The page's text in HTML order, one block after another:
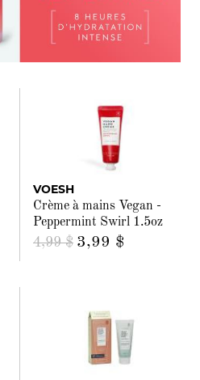
VOESH
Crème à mains Vegan -
Peppermint Swirl 1.5oz
4,99 $ 3,99 $